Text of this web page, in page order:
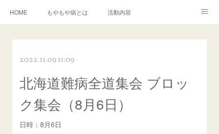
HOME もやもや病とは 活動内容
入会について お問い合わせ
2022.11.09 11:09
北海道難病全道集会 ブロッ
ク集会（8月6日）
日時：8月6日